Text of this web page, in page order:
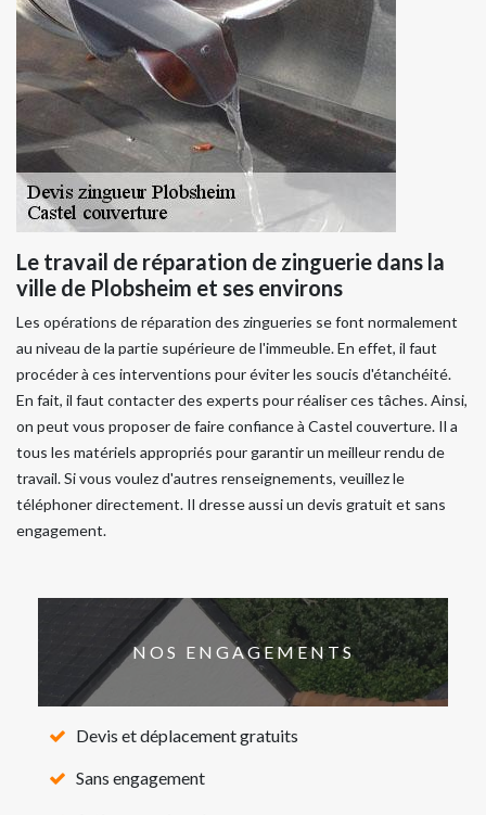
Le travail de réparation de zinguerie dans la
ville de Plobsheim et ses environs
Les opérations de réparation des zingueries se font normalement
au niveau de la partie supérieure de l'immeuble. En effet, il faut
procéder à ces interventions pour éviter les soucis d'étanchéité.
En fait, il faut contacter des experts pour réaliser ces tâches. Ainsi,
on peut vous proposer de faire confiance à Castel couverture. Il a
tous les matériels appropriés pour garantir un meilleur rendu de
travail. Si vous voulez d'autres renseignements, veuillez le
téléphoner directement. Il dresse aussi un devis gratuit et sans
engagement.
NOS ENGAGEMENTS
Devis et déplacement gratuits
Sans engagement